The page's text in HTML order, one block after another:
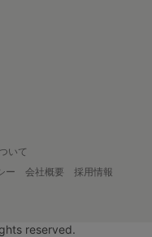
いて
ー 会社概要
採用情報
reserved.